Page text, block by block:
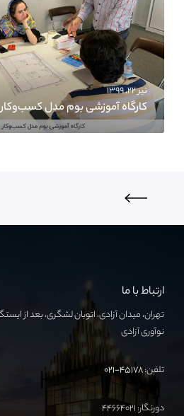
تیر ۲۲, ۱۳۹۹
کارگاه آموزشی بوم مدل کسب‌وکار
ارتباط با ما
نوآوری آزادی
تلفن:۴۵۱۷۸-۰۲۱
دورنگار: ۴۴۶۶۴۰۲۱